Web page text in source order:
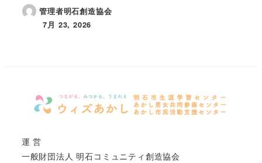
管理者明石創造協会
投稿日
7月 23, 2026
運 営
一般財団法人 明石コミュニティ創造協会